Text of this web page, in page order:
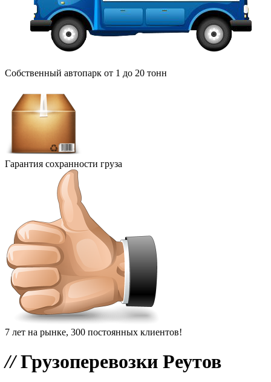
Собственный автопарк от 1 до 20 тонн
Гарантия сохранности груза
7 лет на рынке, 300 постоянных клиентов!
//Грузоперевозки Реутов